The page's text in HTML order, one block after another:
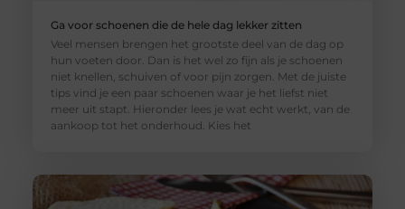
Ga voor schoenen die de hele dag lekker zitten
Veel mensen brengen het grootste deel van de dag op
hun voeten door. Dan is het wel zo fijn als je schoenen
niet knellen, schuiven of voor pijn zorgen. Met de juiste
tips vind je een paar schoenen waar je het liefst niet
meer uit stapt. Hieronder lees je wat echt werkt, van de
aankoop tot het onderhoud. Kies het